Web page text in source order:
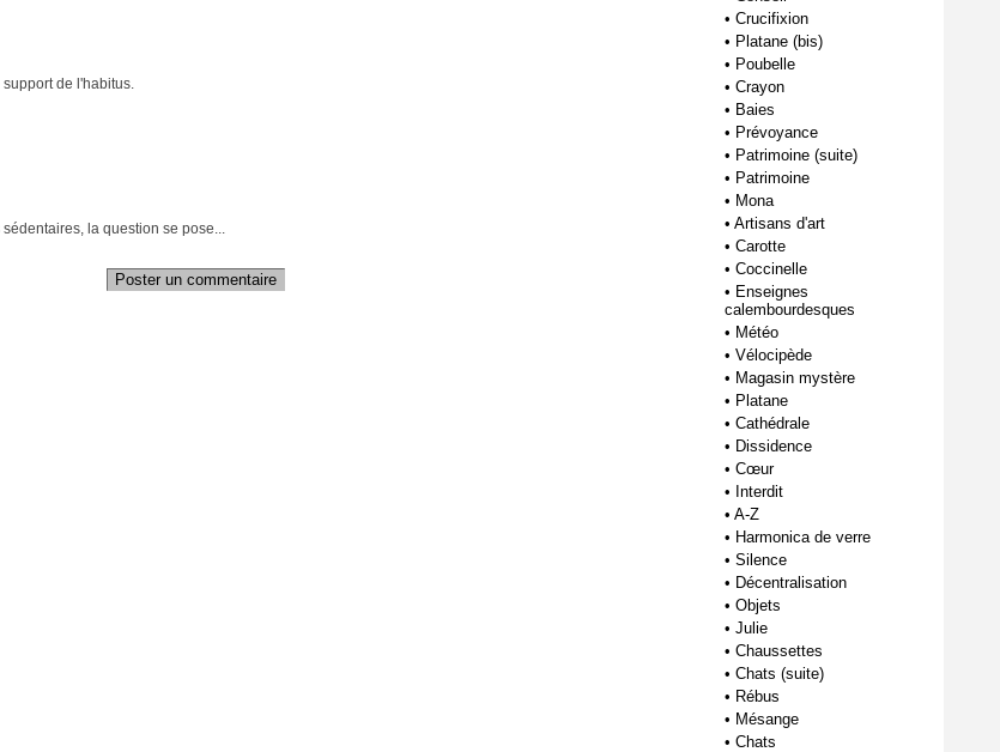
de l'habitus.
la question se pose...
Poster un commentaire
• Crucifixion
• Platane (bis)
• Poubelle
• Crayon
• Baies
• Prévoyance
• Patrimoine (suite)
• Patrimoine
• Mona
• Artisans d'art
• Carotte
• Coccinelle
• Enseignes
calembourdesques
• Météo
• Vélocipède
• Magasin mystère
• Platane
• Cathédrale
• Dissidence
• Cœur
• Interdit
• A-Z
• Harmonica de verre
• Silence
• Décentralisation
• Objets
• Julie
• Chaussettes
• Chats (suite)
• Rébus
• Mésange
• Chats